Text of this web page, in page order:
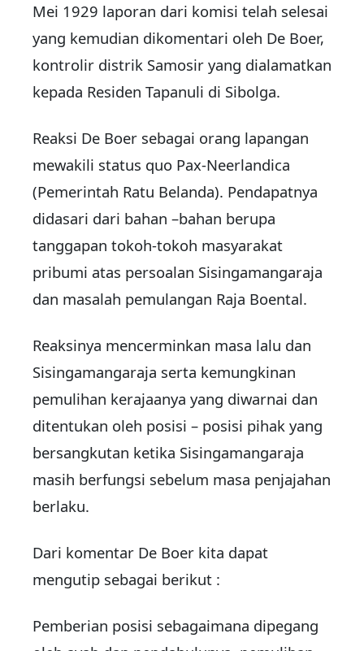
Mei 1929 laporan dari komisi telah selesai
yang kemudian dikomentari oleh De Boer,
kontrolir distrik Samosir yang dialamatkan
kepada Residen Tapanuli di Sibolga.
Reaksi De Boer sebagai orang lapangan
mewakili status quo Pax-Neerlandica
(Pemerintah Ratu Belanda). Pendapatnya
didasari dari bahan –bahan berupa
tanggapan tokoh-tokoh masyarakat
pribumi atas persoalan Sisingamangaraja
dan masalah pemulangan Raja Boental.
Reaksinya mencerminkan masa lalu dan
Sisingamangaraja serta kemungkinan
pemulihan kerajaanya yang diwarnai dan
ditentukan oleh posisi – posisi pihak yang
bersangkutan ketika Sisingamangaraja
masih berfungsi sebelum masa penjajahan
berlaku.
Dari komentar De Boer kita dapat
mengutip sebagai berikut :
Pemberian posisi sebagaimana dipegang